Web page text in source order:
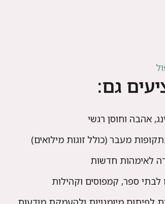
גם:
אהבה וחוסן רגשי
מעבר (כולל זוגות מילואים)
לאימהות חדשות
לבתי ספר, קמפוסים וקהילות